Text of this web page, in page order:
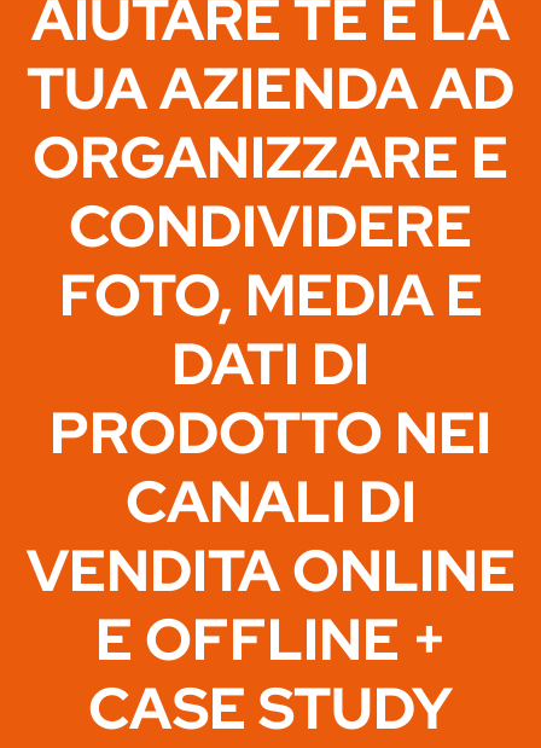
AIUTARE TE E LA
TUA AZIENDA AD
ORGANIZZARE E
CONDIVIDERE
FOTO, MEDIA E
DATI DI
PRODOTTO NEI
CANALI DI
VENDITA ONLINE
E OFFLINE +
CASE STUDY